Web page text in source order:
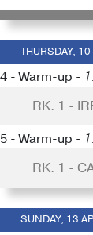
THURSDAY,
4 - Warm-up -
RK. 1 -
5 - Warm-up -
RK. 1 -
SUNDAY, 13